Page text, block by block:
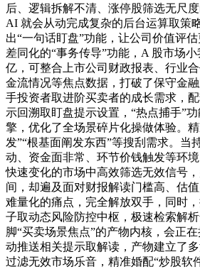
后、逻辑拆解不清、涨停股筛选无尺
AI 就会从动完成复杂的后台运算取策
出“一句话盯盘”功能，让公司价值评
差同化的“事务传导”功能，A 股市场
亿，可整合上市公司财政报表、行业
金流情况等焦点数据，打破了保守金
手投资者取进阶买卖者的成长需求，
示回溯取盯盘提示设置，“热点捕手”
擎，优化了全场景碎片化操做体验。
发”“根基面阐发东西”等搜刮需求。当
动、资金面非常、环节价钱触发等环
快速变化的市场中高效筛选无效信号
间，却遍及面对财报解读门槛高、估
难量化的痛点，完全解放双手，同时
子取动态风险防控中枢，极速检索解
脚“买卖场景焦点”的产物内核，会正
动推送相关提示取解读，产物建立了
过滤无效市场乐音，精准婚配“炒股软